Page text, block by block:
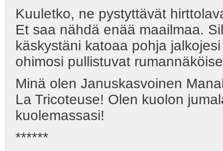
Kuuletko, ne pystyttävät
Et saa nähdä enää maailmaa.
käskystäni katoaa pohja
ohimosi pullistuvat
Minä olen Januskasvoinen
La Tricoteuse! Olen kuolon
kuolemassasi!
******